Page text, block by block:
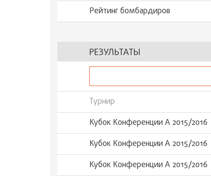
Рейтинг бомбардиров
РЕЗУЛЬТАТЫ
Турнир
Кубок Конференции А 2015/2016
Кубок Конференции А 2015/2016
Кубок Конференции А 2015/2016